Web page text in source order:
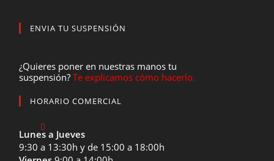
ENVIA TU SUSPENSIÓN
¿Quieres poner en nuestras manos tu
suspensión?Te explicamos cómo hacerlo.
HORARIO COMERCIAL
Lunes a Jueves
9:30 a 13:30h y de 15:00 a 18:00h